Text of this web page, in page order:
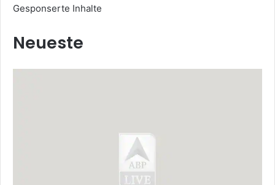
Gesponserte Inhalte
Neueste